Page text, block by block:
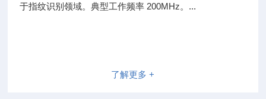
于指纹识别领域。典型工作频率 200MHz。...
了解更多 +